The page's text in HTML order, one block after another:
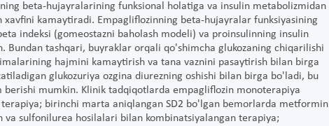
beta-hujayralarining funksional holatiga va insulin metabolizmidan
kamaytiradi. Empagliflozinning beta-hujayralar funksiyasining
indeksi (gomeostazni baholash modeli) va proinsulinning insulin
tashqari, buyraklar orqali qo'shimcha glukozaning chiqarilishi
hajmini kamaytirish va tana vaznini pasaytirish bilan birga
glukozuriya ozgina diurezning oshishi bilan birga bo'ladi, bu
berishi mumkin. Klinik tadqiqotlarda empagliflozin monoterapiya
birinchi marta aniqlangan SD2 bo'lgan bemorlarda metformin
sulfonilurea hosilalari bilan kombinatsiyalangan terapiya;